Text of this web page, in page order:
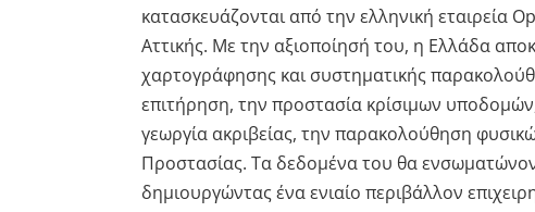
κατασκευάζονται από την ελληνική εταιρεία
Αττικής. Με την αξιοποίησή του, η Ελλάδα
χαρτογράφησης και συστηματικής
επιτήρηση, την προστασία κρίσιμων
γεωργία ακριβείας, την παρακολούθηση
Προστασίας. Τα δεδομένα του θα
δημιουργώντας ένα ενιαίο περιβάλλον